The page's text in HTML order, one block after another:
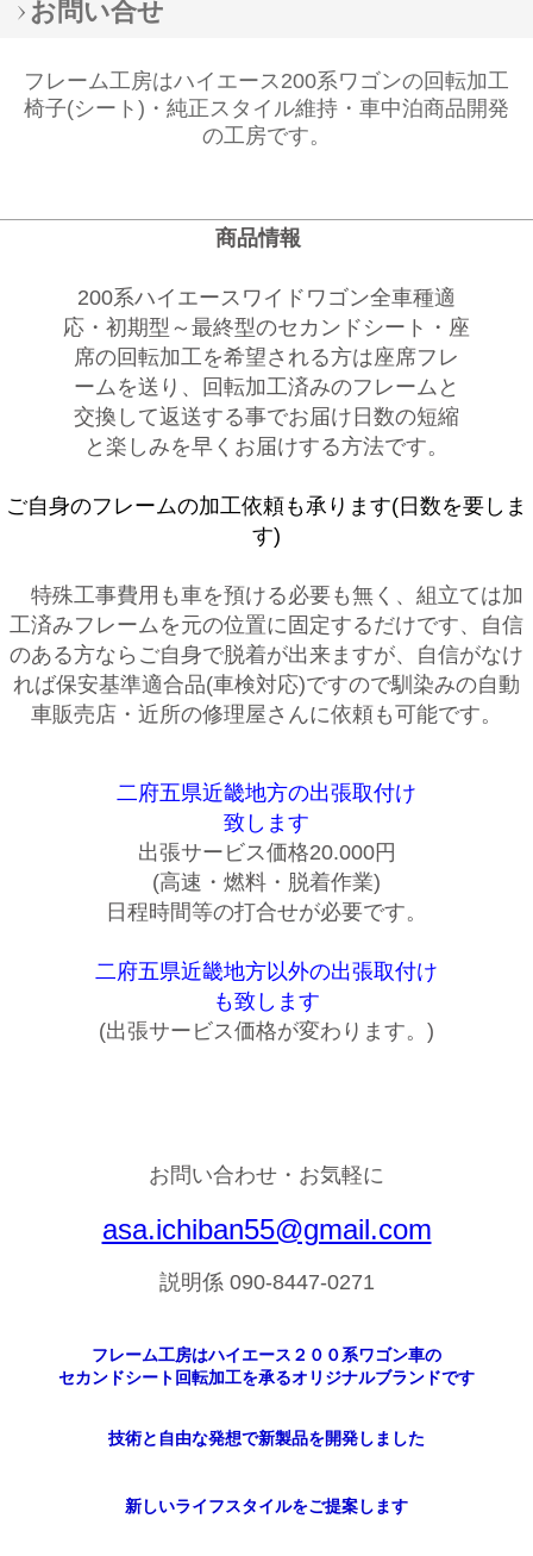
お問い合せ
フレーム工房はハイエース200系ワゴンの回転加工
椅子(シート)・純正スタイル維持・車中泊商品開発
の工房です。
商品情報
200系ハイエースワイドワゴン全車種適
応・初期型～最終型のセカンドシート・座
席の回転加工を希望される方は座席フレ
ームを送り、回転加工済みのフレームと
交換して返送する事でお届け日数の短縮
と楽しみを早くお届けする方法です。
ご自身のフレームの加工依頼も承ります(日数を要しま
す)
特殊工事費用も車を預ける必要も無く、組立ては加
工済みフレームを元の位置に固定するだけです、自信
のある方ならご自身で脱着が出来ますが、自信がなけ
れば保安基準適合品(車検対応)ですので馴染みの自動
車販売店・近所の修理屋さんに依頼も可能です。
二府五県近畿地方の出張取付け
致します
出張サービス価格20.000円
(高速・燃料・脱着作業)
日程時間等の打合せが必要です。
二府五県近畿地方以外の出張取付け
も致します
(出張サービス価格が変わります。)
お問い合わせ・お気軽に
asa.ichiban55@gmail.com
説明係 090-8447-0271
フレーム工房はハイエース２００系ワゴン車の
セカンドシート回転加工を承るオリジナルブランドです
技術と自由な発想で新製品を開発しました
新しいライフスタイルをご提案します